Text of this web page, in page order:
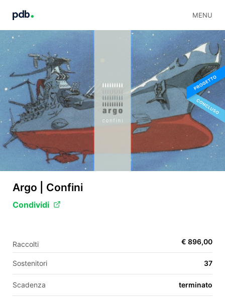
MENU
Argo | Confini
Condividi
Raccolti € 896,00
Sostenitori 37
Scadenza terminato